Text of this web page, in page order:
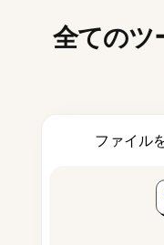
全てのツ
ファイル